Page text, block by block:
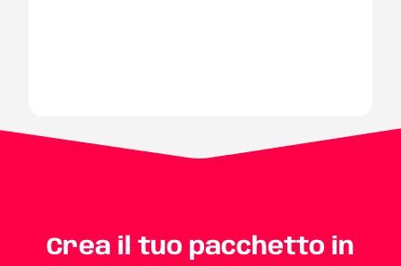
Crea il tuo pacchetto in